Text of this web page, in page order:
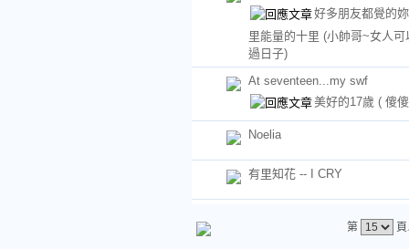
好多朋友都覺的
里能量的十里 (小帥哥~女人可
過日子)
At seventeen...my swf
美好的17歲 ( 傻
Noelia
有里知花 -- I CRY
第